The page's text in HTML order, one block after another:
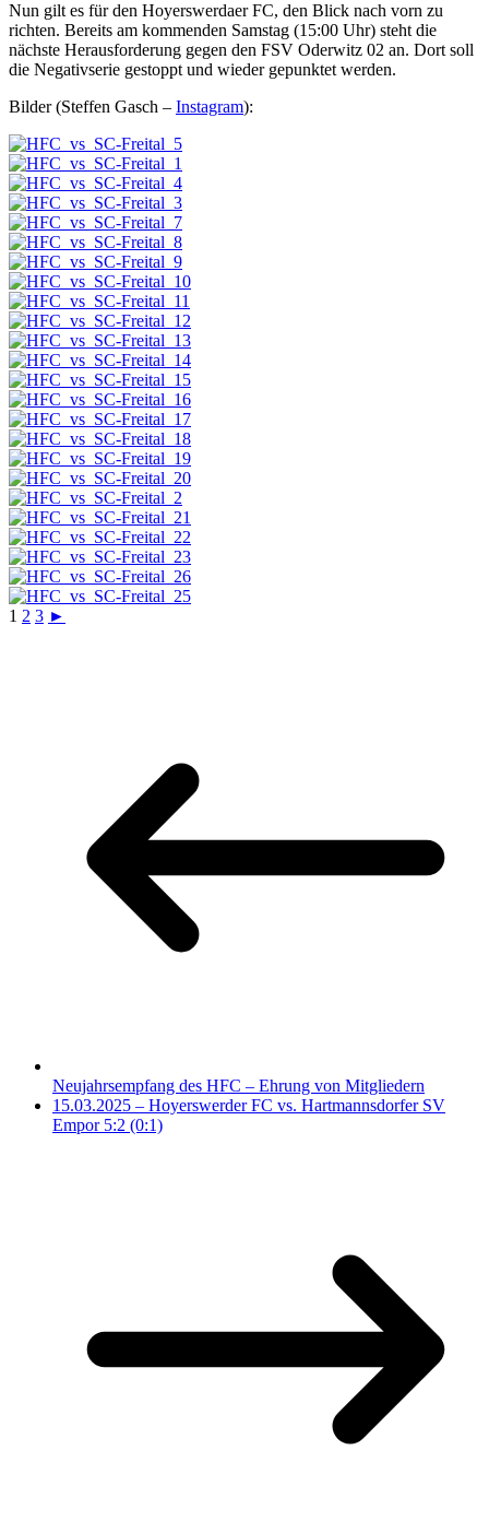
Nun gilt es für den Hoyerswerdaer FC, den Blick nach vorn zu
richten. Bereits am kommenden Samstag (15:00 Uhr) steht die
nächste Herausforderung gegen den FSV Oderwitz 02 an. Dort soll
die Negativserie gestoppt und wieder gepunktet werden.
Bilder (Steffen Gasch – Instagram):
1 2 3 ►
Neujahrsempfang des HFC – Ehrung von Mitgliedern
15.03.2025 – Hoyerswerder FC vs. Hartmannsdorfer SV
Empor 5:2 (0:1)